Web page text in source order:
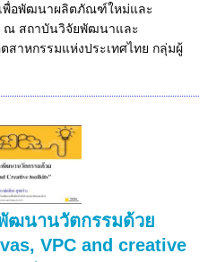
พื่อพัฒนาผลิตภัณฑ์ใหม่และ
ณ สถาบันวิจัยพัฒนาและ
สาหกรรมแห่งประเทศไทย กลุ่มผู้
ฒนานวัตกรรมด้วย
VPC and creative